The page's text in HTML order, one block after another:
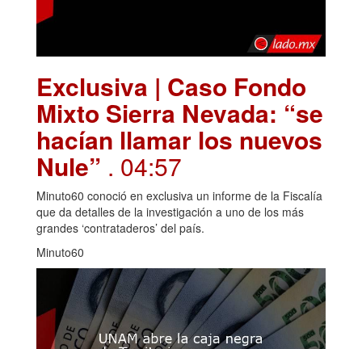
Exclusiva | Caso Fondo
Mixto Sierra Nevada: “se
hacían llamar los nuevos
Nule” . 04:57
Minuto60 conoció en exclusiva un informe de la Fiscalía
que da detalles de la investigación a uno de los más
grandes ‘contrataderos’ del país.
Minuto60